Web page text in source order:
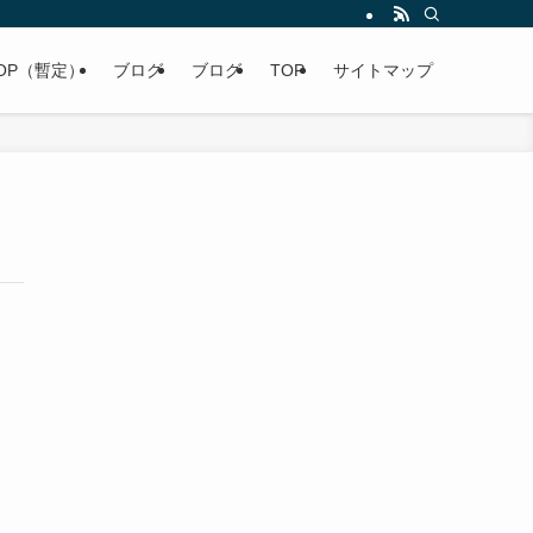
（暫定） ブログ ブログ TOP サイトマップ